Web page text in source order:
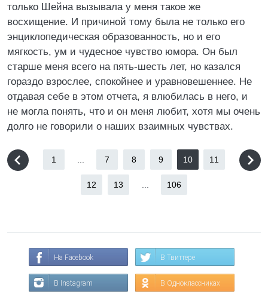
только Шейна вызывала у меня такое же
восхищение. И причиной тому была не только его
энциклопедическая образованность, но и его
мягкость, ум и чудесное чувство юмора. Он был
старше меня всего на пять-шесть лет, но казался
гораздо взрослее, спокойнее и уравновешеннее. Не
отдавая себе в этом отчета, я влюбилась в него, и
не могла понять, что и он меня любит, хотя мы очень
долго не говорили о наших взаимных чувствах.
1 7 8 9 10 11
12 13 106
На Facebook В Твиттере
В Instagram В Одноклассниках